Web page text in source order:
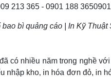
213 365 - 0901 188
bì quảng cáo | In Kỹ Thuật
có nhiều năm trong nghề
nhập kho, in hóa đơn đỏ, in